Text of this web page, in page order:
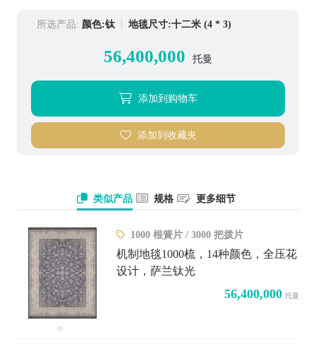
所选产品: 颜色:钛 地毯尺寸:十二米 (4 * 3)
56,400,000 托曼
添加到购物车
添加到收藏夹
类似产品 规格 更多细节
1000 根簧片 / 3000 把拨片
机制地毯1000梳，14种颜色，全压花
设计，萨兰钛光
56,400,000 托曼